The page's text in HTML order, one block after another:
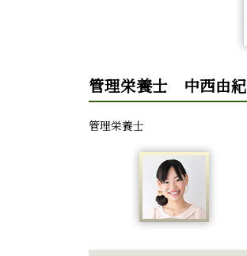
管理栄養士 中西由紀
管理栄養士